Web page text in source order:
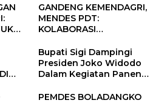
Desa Tahun 2025
GANDENG KEMENDAGRI,
MENDES PDT:
KOLABORASI
PEMBANGUNAN DESA
Bupati Sigi Dampingi
Presiden Joko Widodo
Dalam Kegiatan Panen
Pandere
PEMDES BOLADANGKO